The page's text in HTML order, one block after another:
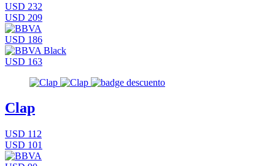
USD 232
USD 209
USD 186
USD 163
Clap
USD 112
USD 101